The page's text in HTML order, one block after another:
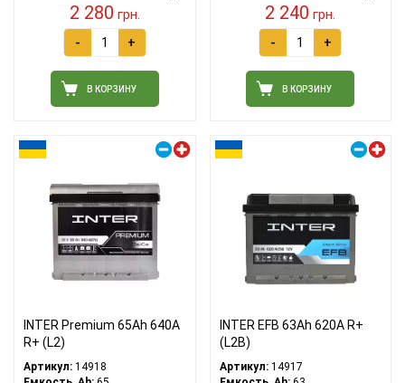
2 280 грн.
- +
В КОРЗИНУ
2 240 грн.
- +
В КОРЗИНУ
INTER Premium 65Ah 640A
R+ (L2)
Артикул: 14918
INTER EFB 63Ah 620A R+
(L2B)
Артикул:14917